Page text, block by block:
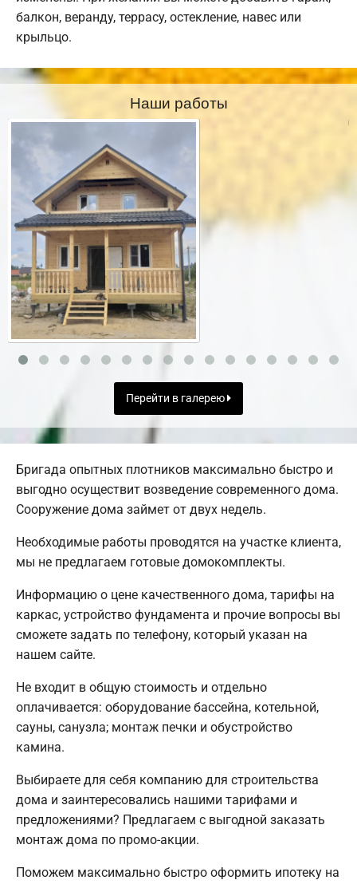
балкон, веранду, террасу, остекление, навес или
крыльцо.
Наши работы
Перейти в галерею
Бригада опытных плотников максимально быстро и
выгодно осуществит возведение современного дома.
Сооружение дома займет от двух недель.
Необходимые работы проводятся на участке клиента,
мы не предлагаем готовые домокомплекты.
Информацию о цене качественного дома, тарифы на
каркас, устройство фундамента и прочие вопросы вы
сможете задать по телефону, который указан на
нашем сайте.
Не входит в общую стоимость и отдельно
оплачивается: оборудование бассейна, котельной,
сауны, санузла; монтаж печки и обустройство
камина.
Выбираете для себя компанию для строительства
дома и заинтересовались нашими тарифами и
предложениями? Предлагаем с выгодной заказать
монтаж дома по промо-акции.
Поможем максимально быстро оформить ипотеку на